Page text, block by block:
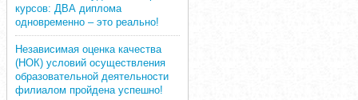
курсов: ДВА диплома
одновременно – это реально!
Независимая оценка качества
(НОК) условий осуществления
образовательной деятельности
филиалом пройдена успешно!